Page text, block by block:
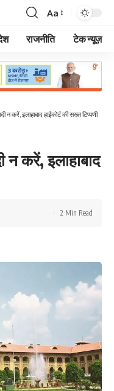
Font
Resizer
Aa
राजनीति टेक न्यूज़
न करें, इलाहाबाद हाईकोर्ट की सख्त टिप्पणी
न करें, इलाहाबाद
2 Min Read